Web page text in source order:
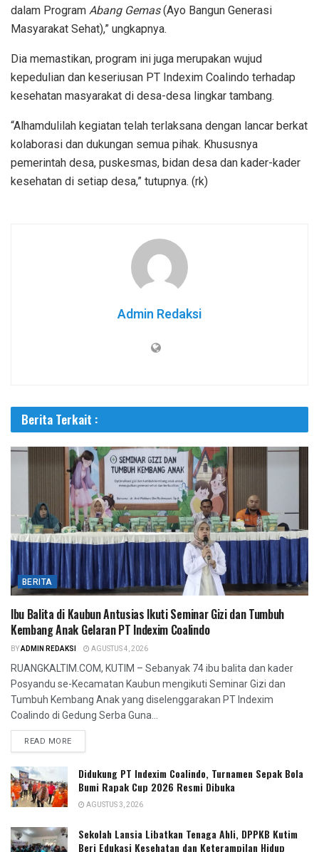
dalam Program Abang Gemas(Ayo Bangun Generasi
Masyarakat Sehat),” ungkapnya.
Dia memastikan, program ini juga merupakan wujud
kepedulian dan keseriusan PT Indexim Coalindo terhadap
kesehatan masyarakat di desa-desa lingkar tambang.
“Alhamdulilah kegiatan telah terlaksana dengan lancar berkat
kolaborasi dan dukungan semua pihak. Khususnya
pemerintah desa, puskesmas, bidan desa dan kader-kader
kesehatan di setiap desa,” tutupnya. (rk)
Admin Redaksi
Berita Terkait :
BERITA
Ibu Balita di Kaubun Antusias Ikuti Seminar Gizi dan Tumbuh
Kembang Anak Gelaran PT Indexim Coalindo
BYADMIN REDAKSI AGUSTUS 4, 2026
RUANGKALTIM.COM, KUTIM – Sebanyak 74 ibu balita dan kader
Posyandu se-Kecamatan Kaubun mengikuti Seminar Gizi dan
Tumbuh Kembang Anak yang diselenggarakan PT Indexim
Coalindo di Gedung Serba Guna...
READ MORE
Didukung PT Indexim Coalindo, Turnamen Sepak Bola
Bumi Rapak Cup 2026 Resmi Dibuka
AGUSTUS 3, 2026
Sekolah Lansia Libatkan Tenaga Ahli, DPPKB Kutim
Beri Edukasi Kesehatan dan Keterampilan Hidup